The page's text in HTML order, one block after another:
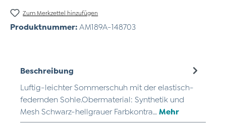
Zum Merkzettel hinzufügen
Produktnummer: AM189A-148703
Beschreibung
Luftig-leichter Sommerschuh mit der elastisch-
federnden Sohle.Obermaterial: Synthetik und
Mesh Schwarz-hellgrauer Farbkontra… Mehr